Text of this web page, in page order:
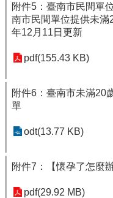
附件5：臺南市民間單
南市民間單位提供未
年12月11日更新
pdf(155.43 KB)
附件6：臺南市未滿20
單
odt(13.77 KB)
附件7：【懷孕了怎麼
pdf(29.92 MB)